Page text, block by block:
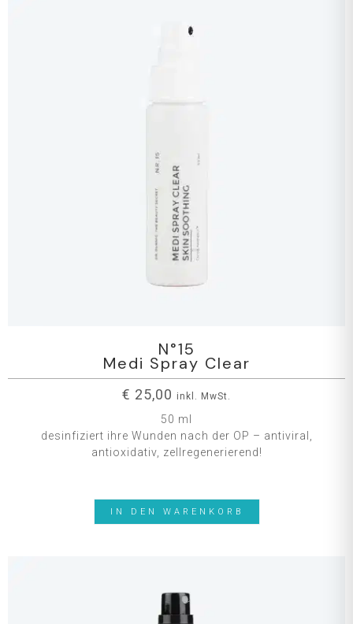
N°15
Medi Spray Clear
€ 25,00 inkl. MwSt.
50 ml
desinfiziert ihre Wunden nach der OP – antiviral,
antioxidativ, zellregenerierend!
IN DEN WARENKORB